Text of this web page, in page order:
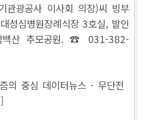
관광공사 이사회 의장)씨 빙부
성심병원장례식장 3호실, 발인
백산 추모공원. ☎ 031-382-
의 중심 데이터뉴스 - 무단전